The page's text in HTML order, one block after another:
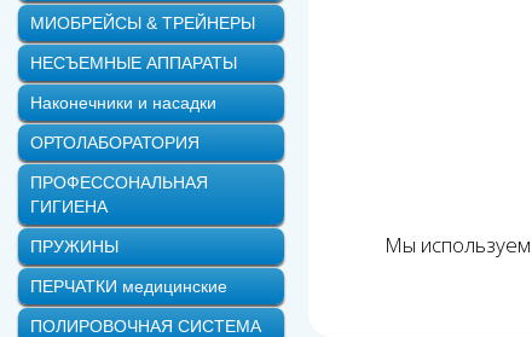
Мы
МИОБРЕЙСЫ & ТРЕЙНЕРЫ
НЕСЪЕМНЫЕ АППАРАТЫ
Наконечники и насадки
ОРТОЛАБОРАТОРИЯ
ПРОФЕССОНАЛЬНАЯ
ГИГИЕНА
ПРУЖИНЫ
ПЕРЧАТКИ медицинские
ПОЛИРОВОЧНАЯ СИСТЕМА